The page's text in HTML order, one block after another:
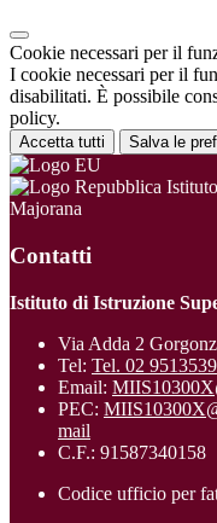
Cookie necessari per il
I cookie necessari per il
disabilitati. È possibile
policy.
Accetta tutti Salva le
Majorana
Contatti
Istituto di Istruzione
Via Adda 2
Tel: Tel. 02 9513539
Email:
PEC:
mail
C.F.: 91587340158
Codice ufficio per